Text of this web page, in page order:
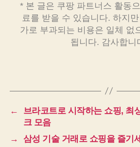
* 본 글은 쿠팡 파트너스 활동
료를 받을 수 있습니다. 하지
가로 부과되는 비용은 일체 없
됩니다. 감사합니
←
브라코트로 시작하는 쇼핑, 최
크 모음
→
삼성 기술 거래로 쇼핑을 즐기